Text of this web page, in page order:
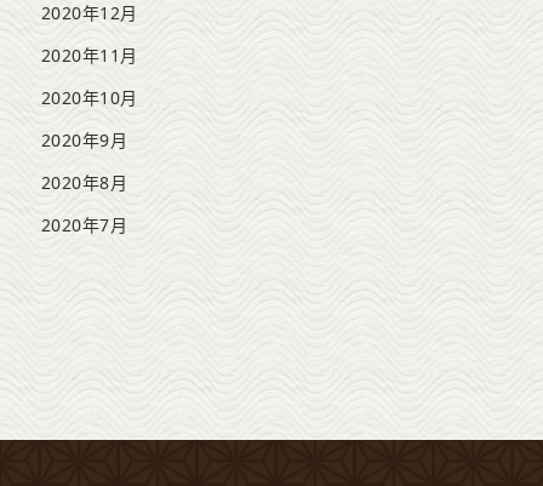
2020年12月
2020年11月
2020年10月
2020年9月
2020年8月
2020年7月